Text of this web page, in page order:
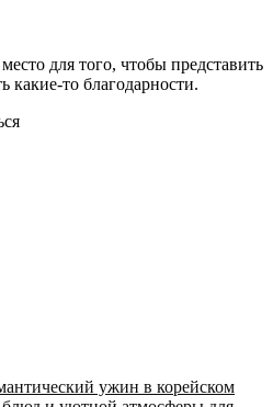
для того, чтобы представить
какие-то благодарности.
ужин в корейском